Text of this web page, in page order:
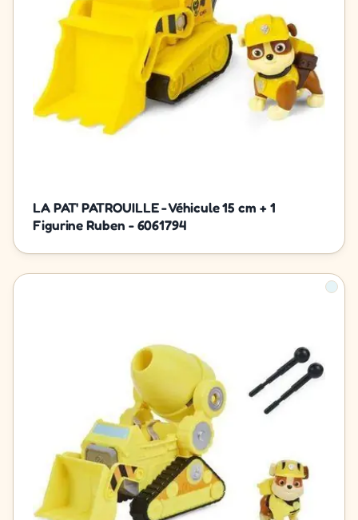
LA PAT' PATROUILLE - Véhicule 15 cm + 1
Figurine Ruben - 6061794